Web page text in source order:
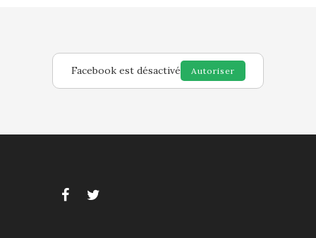
Facebook est désactivé Autoriser